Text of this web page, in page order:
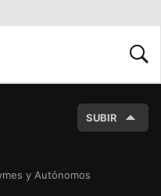
SUBIR
y Autónomos